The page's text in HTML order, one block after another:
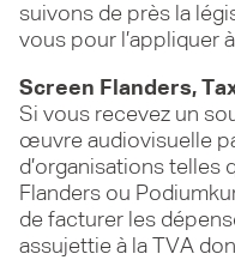
suivons de près la
vous pour l’appliquer
Screen Flanders,
Si vous recevez un
œuvre audiovisuelle
d’organisations telles
Flanders ou
de facturer les
assujettie à la TVA